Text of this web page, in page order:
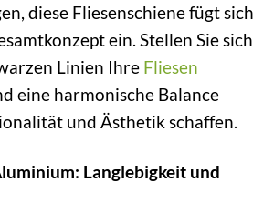
diese Fliesenschiene fügt sich
ein. Stellen Sie sich
Linien Ihre Fliesen
eine harmonische Balance
und Ästhetik schaffen.
Langlebigkeit und